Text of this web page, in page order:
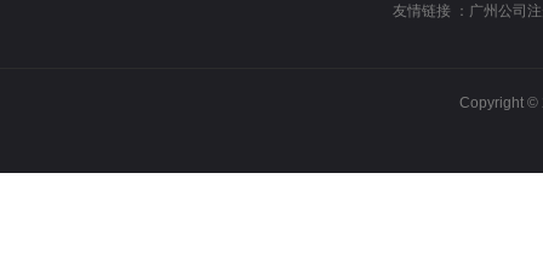
友情链接 ： 广州公司
Copyright ©